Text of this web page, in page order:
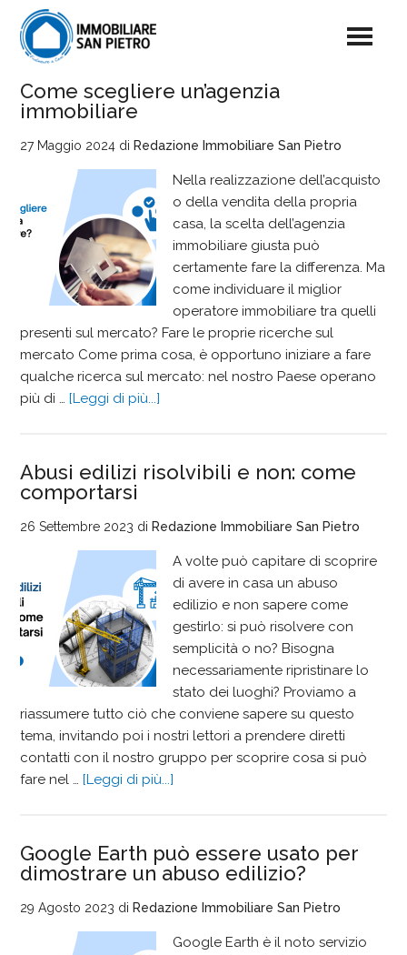
Come scegliere un’agenzia
immobiliare
27 Maggio 2024 di Redazione Immobiliare San Pietro
Nella realizzazione dell’acquisto
o della vendita della propria
casa, la scelta dell’agenzia
immobiliare giusta può
certamente fare la differenza. Ma
come individuare il miglior
operatore immobiliare tra quelli
presenti sul mercato? Fare le proprie ricerche sul
mercato Come prima cosa, è opportuno iniziare a fare
qualche ricerca sul mercato: nel nostro Paese operano
più di …[Leggi di più...]
Abusi edilizi risolvibili e non: come
comportarsi
26 Settembre 2023 di Redazione Immobiliare San Pietro
A volte può capitare di scoprire
di avere in casa un abuso
edilizio e non sapere come
gestirlo: si può risolvere con
semplicità o no? Bisogna
necessariamente ripristinare lo
stato dei luoghi? Proviamo a
riassumere tutto ciò che conviene sapere su questo
tema, invitando poi i nostri lettori a prendere diretti
contatti con il nostro gruppo per scoprire cosa si può
fare nel …[Leggi di più...]
Google Earth può essere usato per
dimostrare un abuso edilizio?
29 Agosto 2023 di Redazione Immobiliare San Pietro
Google Earth è il noto servizio